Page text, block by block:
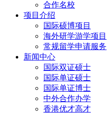
合作名校
项目介绍
国际硕博项目
海外研学游学项目
常规留学申请服务
新闻中心
国际双证硕士
国际单证硕士
国际单证博士
中外合作办学
香港优才高才